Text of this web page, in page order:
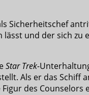
Sicherheitschef
und der sich zu
Star Trek-
Als er das Schiff
des